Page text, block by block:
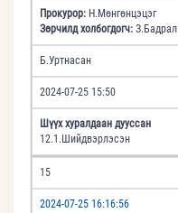
Прокурор: Н.Мөнгөнцэцэг
Зөрчилд холбогдогч: З.Бадрал
Б.Уртнасан
2024-07-25 15:50
Шүүх хуралдаан дууссан
12.1.Шийдвэрлэсэн
15
2024-07-25 16:16:56